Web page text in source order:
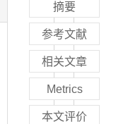
摘要
参考文献
相关文章
Metrics
本文评价